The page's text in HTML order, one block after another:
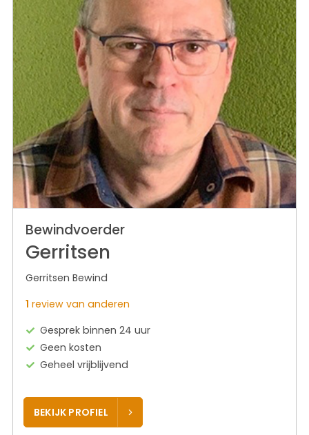
Bewindvoerder
Gerritsen
Gerritsen Bewind
1 review van anderen
Gesprek binnen 24 uur
Geen kosten
Geheel vrijblijvend
BEKIJK PROFIEL